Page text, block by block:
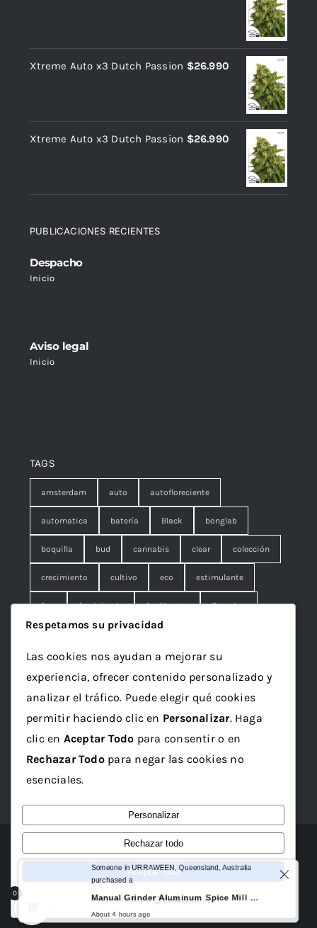
Xtreme Auto x3 Dutch Passion $26.990
Xtreme Auto x3 Dutch Passion $26.990
PUBLICACIONES RECIENTES
Despacho
Inicio
Aviso legal
Inicio
TAGS
amsterdam auto autofloreciente
automatica batería Black bonglab
boquilla bud cannabis clear colección
crecimiento cultivo eco estimulante
fem feminizada fertilizante floracion
fruna galleta
Grotek grow maceta marihuana
papelillo
rolling rosin sativa seed semilla
© 2012 - 2026 • Tienda Taboo
Respetamos su privacidad
Las cookies nos ayudan a mejorar su
experiencia, ofrecer contenido personalizado y
analizar el tráfico. Puede elegir qué cookies
permitir haciendo clic en Personalizar. Haga
clic en Aceptar Todo para consentir o en
Rechazar Todopara negar las cookies no
esenciales.
Personalizar
Rechazar todo
Aceptar todo
Desarrollado por
0
Someone in URRAWEEN, Queensland, Australia
purchased a
Manual Grinder Aluminum Spice Mill Fine Grinding Powder Herb Crusher with Metal Jar and Wide Mouthed Funnel Smoking Accessories
About 4 hours ago